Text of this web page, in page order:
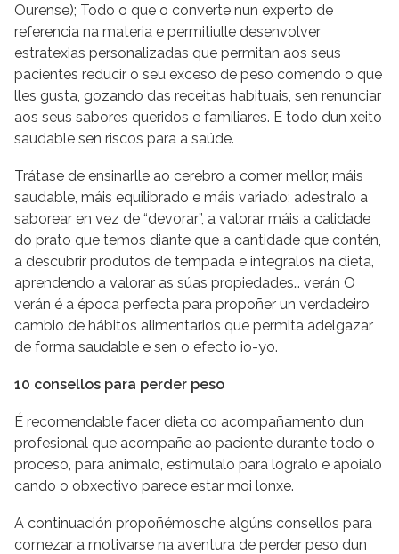
Ourense); Todo o que o converte nun experto de
referencia na materia e permitiulle desenvolver
estratexias personalizadas que permitan aos seus
pacientes reducir o seu exceso de peso comendo o que
lles gusta, gozando das receitas habituais, sen renunciar
aos seus sabores queridos e familiares. E todo dun xeito
saudable sen riscos para a saúde.
Trátase de ensinarlle ao cerebro a comer mellor, máis
saudable, máis equilibrado e máis variado; adestralo a
saborear en vez de “devorar”, a valorar máis a calidade
do prato que temos diante que a cantidade que contén,
a descubrir produtos de tempada e integralos na dieta,
aprendendo a valorar as súas propiedades… verán O
verán é a época perfecta para propoñer un verdadeiro
cambio de hábitos alimentarios que permita adelgazar
de forma saudable e sen o efecto io-yo.
10 consellos para perder peso
É recomendable facer dieta co acompañamento dun
profesional que acompañe ao paciente durante todo o
proceso, para animalo, estimulalo para logralo e apoialo
cando o obxectivo parece estar moi lonxe.
A continuación propoñémosche algúns consellos para
comezar a motivarse na aventura de perder peso dun